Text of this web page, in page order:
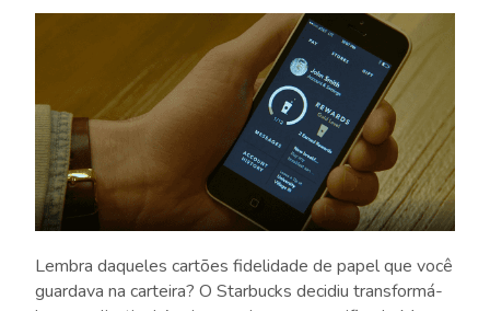
Lembra daqueles cartões fidelidade de papel que você
guardava na carteira? O Starbucks decidiu transformá-